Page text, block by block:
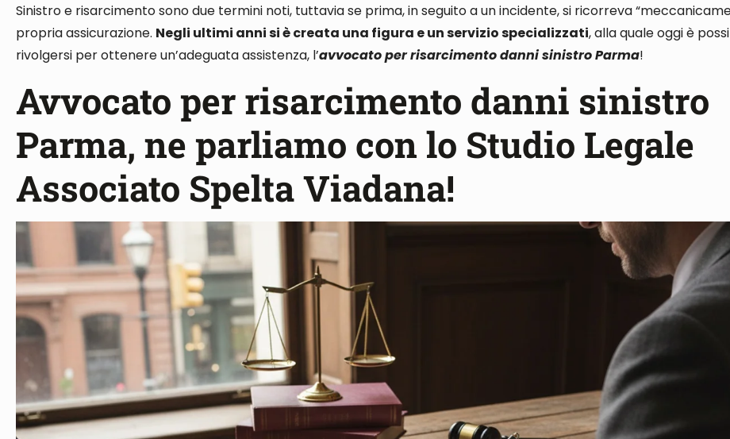
Sinistro e risarcimento sono due termini noti, tuttavia se prima, in seguito a un incidente, si ricorreva
propria assicurazione. Negli ultimi anni si è creata una figura e un servizio specializzati, alla quale oggi è
rivolgersi per ottenere un’adeguata assistenza, l’avvocato per risarcimento danni sinistro Parma!
Avvocato per risarcimento danni sinistro
Parma, ne parliamo con lo Studio Legale
Associato Spelta Viadana!